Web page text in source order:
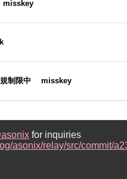
misskey
制限中 misskey
for inquiries
asonix/relay/src/commit/